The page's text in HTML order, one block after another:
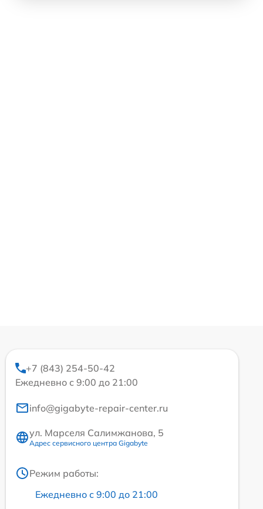
+7 (843) 254-50-42
Ежедневно с 9:00 до 21:00
info@gigabyte-repair-center.ru
ул. Марселя Салимжанова, 5
Адрес сервисного центра Gigabyte
Режим работы:
Ежедневно с 9:00 до 21:00